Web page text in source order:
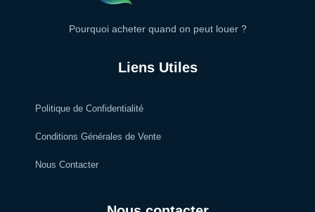
Pourquoi acheter quand on peut louer ?
Liens Utiles
Politique de Confidentialité
Conditions Générales de Vente
Nous Contacter